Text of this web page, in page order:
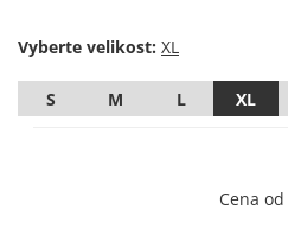
Vyberte velikost:
S M L XL
Cena od